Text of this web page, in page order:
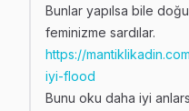
Bunlar yapılsa bile
feminizme sardılar.
https://
iyi-flood
Bunu oku daha iyi